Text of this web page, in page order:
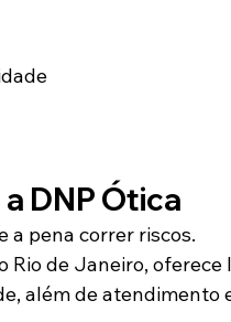
DNP Ótica
a pena correr riscos.
Rio de Janeiro,
além de atendimento